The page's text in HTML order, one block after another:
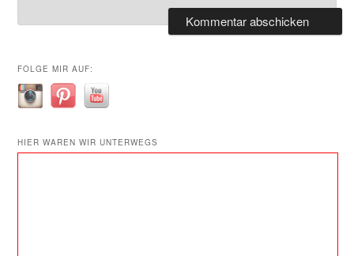
FOLGE MIR AUF:
HIER WAREN WIR UNTERWEGS